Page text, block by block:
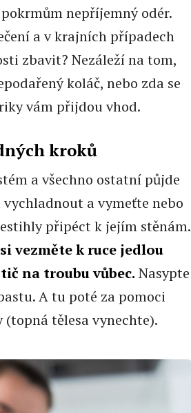
nepříjemný odér.
a v krajních případech
zbavit? Nezáleží na tom,
koláč, nebo zda se
vám přijdou vhod.
kroků
a všechno ostatní půjde
a vymeťte nebo
připéct k jejím stěnám.
vezměte k ruce jedlou
na troubu vůbec. Nasypte
A tu poté za pomoci
tělesa vynechte).